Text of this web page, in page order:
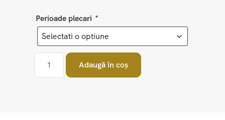
Perioade plecari *
Adaugă în coș